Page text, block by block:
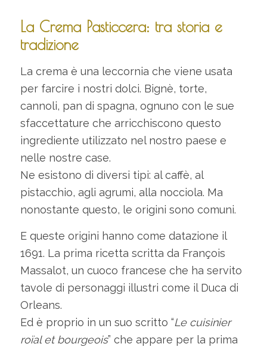
La Crema Pasticcera: tra storia e
tradizione
La crema è una leccornia che viene usata
per farcire i nostri dolci. Bignè, torte,
cannoli, pan di spagna, ognuno con le sue
sfaccettature che arricchiscono questo
ingrediente utilizzato nel nostro paese e
nelle nostre case.
Ne esistono di diversi tipi: al caffè, al
pistacchio, agli agrumi, alla nocciola. Ma
nonostante questo, le origini sono comuni.
E queste origini hanno come datazione il
1691. La prima ricetta scritta da François
Massalot, un cuoco francese che ha servito
tavole di personaggi illustri come il Duca di
Orleans.
Ed è proprio in un suo scritto “Le cuisinier
roïal et bourgeois” che appare per la prima